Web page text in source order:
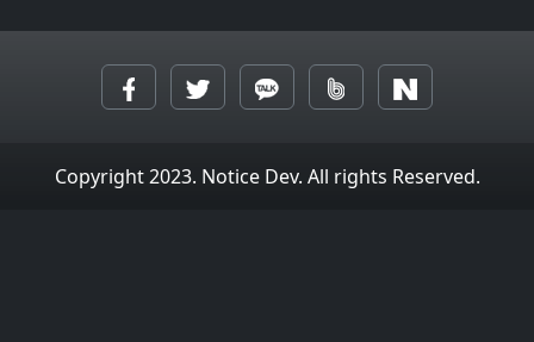
Copyright 2023. Notice Dev. All rights Reserved.